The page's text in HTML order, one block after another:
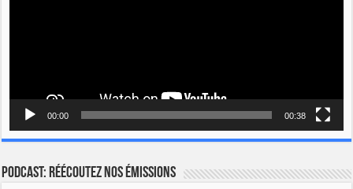
00:00 00:38
Podcast: Réécoutez nos émissions